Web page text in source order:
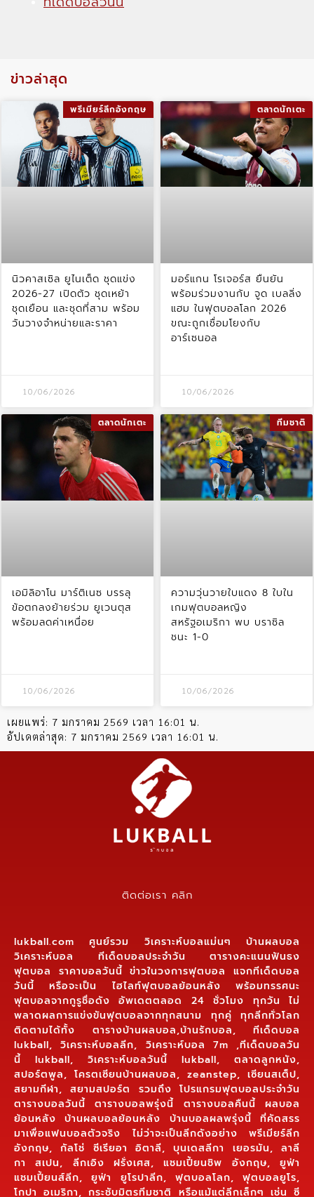
ข่าวล่าสุด
พรีเมียร์ลีกอังกฤษ
นิวคาสเซิล ยูไนเต็ด ชุดแข่ง
2026-27 เปิดตัว ชุดเหย้า
ชุดเยือน และชุดที่สาม พร้อม
วันวางจำหน่ายและราคา
10/06/2026
ตลาดนักเตะ
มอร์แกน โรเจอร์ส ยืนยัน
พร้อมร่วมงานกับ จูด เบลลิ่ง
แฮม ในฟุตบอลโลก 2026
ขณะถูกเชื่อมโยงกับ
อาร์เซนอล
10/06/2026
ตลาดนักเตะ
เอมิลิอาโน มาร์ติเนซ บรรลุ
ข้อตกลงย้ายร่วม ยูเวนตุส
พร้อมลดค่าเหนื่อย
10/06/2026
ทีมชาติ
ความวุ่นวายใบแดง 8 ใบใน
เกมฟุตบอลหญิง
สหรัฐอเมริกา พบ บราซิล
ชนะ 1-0
10/06/2026
เผยแพร่: 7 มกราคม 2569 เวลา 16:01 น.
อัปเดตล่าสุด: 7 มกราคม 2569 เวลา 16:01 น.
ติดต่อเรา คลิก
lukball.com ศูนย์รวม วิเคราะห์บอลแม่นๆ บ้านผลบอล
วิเคราะห์บอล ทีเด็ดบอลประจำวัน ตารางคะแนนฟันธง
ฟุตบอล ราคาบอลวันนี้ ข่าวในวงการฟุตบอล แจกทีเด็ดบอล
วันนี้ หรือจะเป็น ไฮไลท์ฟุตบอลย้อนหลัง พร้อมทรรศนะ
ฟุตบอลจากกูรูชื่อดัง อัพเดตตลอด 24 ชั่วโมง ทุกวัน ไม่
พลาดผลการแข่งขันฟุตบอลจากทุกสนาม ทุกคู่ ทุกลีกทั่วโลก
ติดตามได้ทั้ง ตารางบ้านผลบอล,บ้านรักบอล, ทีเด็ดบอล
lukball, วิเคราะห์บอลลีก, วิเคราะห์บอล 7m ,ทีเด็ดบอลวัน
นี้ lukball, วิเคราะห์บอลวันนี้ lukball, ตลาดลูกหนัง,
สปอร์ตพูล, โครตเซียนบ้านผลบอล, zeanstep, เซียนสเต็ป,
สยามกีฬา, สยามสปอร์ต รวมถึง โปรแกรมฟุตบอลประจำวัน
ตารางบอลวันนี้ ตารางบอลพรุ่งนี้ ตารางบอลคืนนี้ ผลบอล
ย้อนหลัง บ้านผลบอลย้อนหลัง บ้านบอลผลพรุ่งนี้ ที่คัดสรร
มาเพื่อแฟนบอลตัวจริง ไม่ว่าจะเป็นลีกดังอย่าง พรีเมียร์ลีก
อังกฤษ, กัลโช่ ซีเรียอา อิตาลี, บุนเดสลีกา เยอรมัน, ลาลี
กา สเปน, ลีกเอิง ฝรั่งเศส, แชมเปี้ยนชิพ อังกฤษ, ยูฟ่า
แชมเปี้ยนส์ลีก, ยูฟ่า ยูโรปาลีก, ฟุตบอลโลก, ฟุตบอลยูโร,
โกปา อเมริกา, กระชับมิตรทีมชาติ หรือแม้แต่ลีกเล็กๆ เช่น ซี